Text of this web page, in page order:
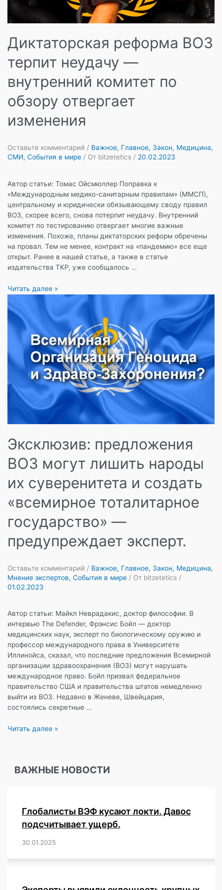
Диктаторская реформа ВОЗ
терпит неудачу —
внутренний комитет по
обзору отвергает
изменения
Оставьте комментарий / Важное, Главное, Закон, Медицина,
СМИ, События в мире / От bitzetetics / 20.02.2023
Автор статьи: Томас Ойсмюллер Поправка к
«Международным медико-санитарным правилам» (ММСП),
центральному и юридически обязывающему своду правил
ВОЗ, скорее всего, снова потерпит неудачу. Внутренний
комитет по тестированию отвергает многие важные
изменения. Похоже, планы диктаторских реформ обречены
на провал. Тем не менее, контракт на «пандемию» все еще
открыт. Ранее в нашей статье, а также в статье
издательства TKP, уже сообщалось …
Диктаторская
ВОЗ
терпит
неудачу
внутренний
комитет
обзору
отвергает
изменения
Читать далее »
Эксклюзив: предложения
ВОЗ могут лишить народы
их суверенитета и создать
«всемирное тоталитарное
государство» —
предупреждает эксперт.
Оставьте комментарий / Важное, Главное, Закон, Медицина,
Мнение экспертов, События в мире / От bitzetetics /
01.02.2023
Автор статьи: Майкл Неврадакис, доктор философии. В
интервью The Defender, Фрэнсис Бойл — доктор
медицинских наук, эксперт по биологическому оружию и
профессор международного права в Университете
Иллинойса, сказал, что последние предложения Всемирной
организации здравоохранения (ВОЗ) могут нарушать
международное право. Бойл призвал федеральное
правительство США и правительства штатов немедленно
выйти из ВОЗ. Недавно в Женеве, Швейцария,
состоялись секретные …
Эксклюзив:
лишить
создать
тоталитарное
эксперт.
Читать далее »
ВАЖНЫЕ НОВОСТИ
Глобалисты ВЭФ кусают локти. Давос
подсчитывает ущерб.
30.01.2025